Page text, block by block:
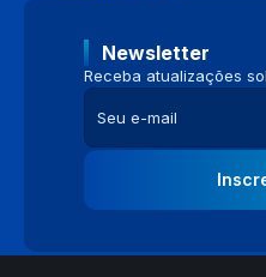
Newsletter
Receba atualizações